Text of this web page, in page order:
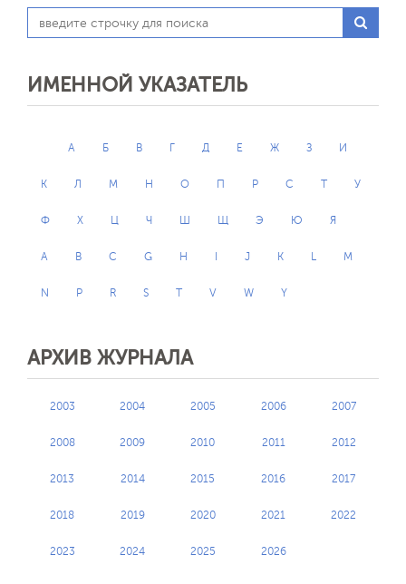
ИМЕННОЙ УКАЗАТЕЛЬ
А Б В Г Д Е Ж З И
К Л М Н О П Р С Т У
Ф Х Ц Ч Ш Щ Э Ю Я
A B C G H J K L M
N P R S T V W Y
АРХИВ ЖУРНАЛА
2003 2004 2005 2006 2007
2008 2009 2010 2011 2012
2013 2014 2015 2016 2017
2018 2019 2020 2021 2022
2023 2024 2025 2026